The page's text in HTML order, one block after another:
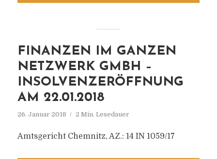
FINANZEN IM GANZEN
NETZWERK GMBH –
INSOLVENZERÖFFNUNG
AM 22.01.2018
26. Januar 2018 2 Min. Lesedauer
Amtsgericht Chemnitz, AZ.: 14 IN 1059/17